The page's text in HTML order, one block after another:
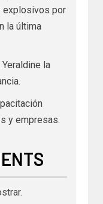
explosivos por
la última
la
y empresas.